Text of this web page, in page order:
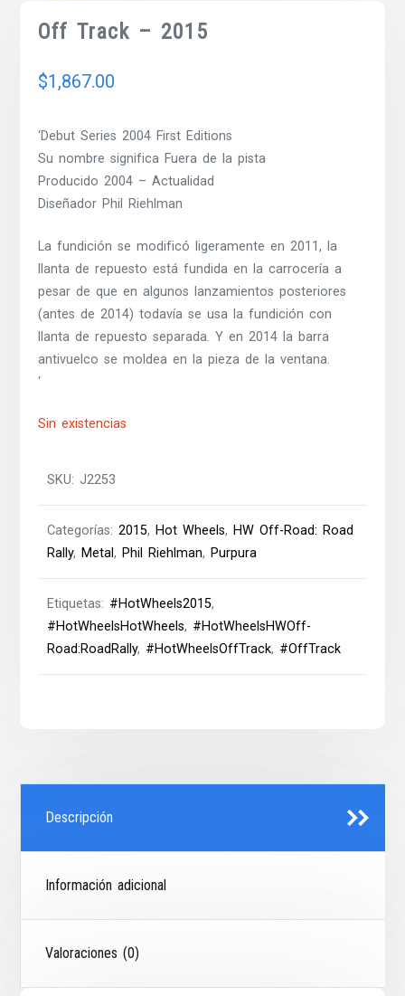
Off Track – 2015
$1,867.00
‘Debut Series 2004 First Editions
Su nombre significa Fuera de la pista
Producido 2004 – Actualidad
Diseñador Phil Riehlman
La fundición se modificó ligeramente en 2011, la
llanta de repuesto está fundida en la carrocería a
pesar de que en algunos lanzamientos posteriores
(antes de 2014) todavía se usa la fundición con
llanta de repuesto separada. Y en 2014 la barra
antivuelco se moldea en la pieza de la ventana.
‘
Sin existencias
SKU:J2253
Categorías:2015, Hot Wheels, HW Off-Road: Road
Rally, Metal, Phil Riehlman, Purpura
Etiquetas: #HotWheels2015,
#HotWheelsHotWheels, #HotWheelsHWOff-
Road:RoadRally, #HotWheelsOffTrack, #OffTrack
Descripción
Información adicional
Valoraciones (0)